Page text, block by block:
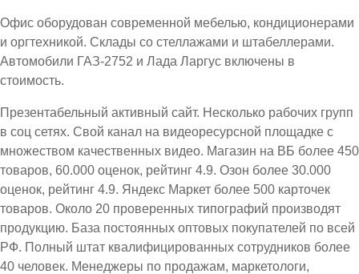
Офис оборудован современной мебелью, кондиционерами
и оргтехникой. Склады со стеллажами и штабеллерами.
Автомобили ГАЗ-2752 и Лада Ларгус включены в
стоимость.
Презентабельный активный сайт. Несколько рабочих групп
в соц сетях. Свой канал на видеоресурсной площадке с
множеством качественных видео. Магазин на ВБ более 450
товаров, 60.000 оценок, рейтинг 4.9. Озон более 30.000
оценок, рейтинг 4.9. Яндекс Маркет более 500 карточек
товаров. Около 20 проверенных типографий производят
продукцию. База постоянных оптовых покупателей по всей
РФ. Полный штат квалифицированных сотрудников более
40 человек. Менеджеры по продажам, маркетологи,